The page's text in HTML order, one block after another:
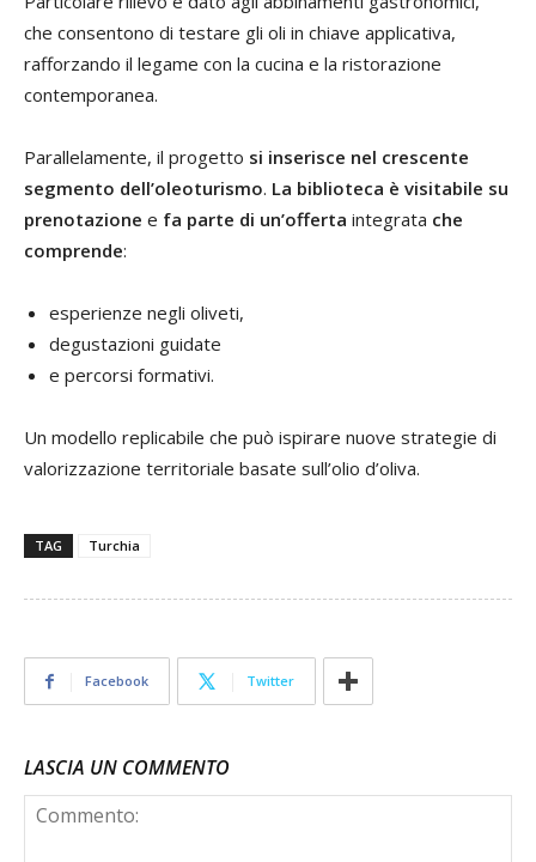
che consentono di testare gli oli in chiave applicativa,
rafforzando il legame con la cucina e la ristorazione
contemporanea.
Parallelamente, il progetto si inserisce nel crescente
segmento dell’oleoturismo. La biblioteca è visitabile su
prenotazione e fa parte di un’offerta integrata che
comprende:
esperienze negli oliveti,
degustazioni guidate
e percorsi formativi.
Un modello replicabile che può ispirare nuove strategie di
valorizzazione territoriale basate sull’olio d’oliva.
TAG Turchia
Facebook Twitter
LASCIA UN COMMENTO